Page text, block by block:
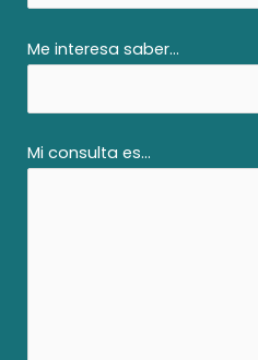
Me interesa saber...
Mi consulta es...